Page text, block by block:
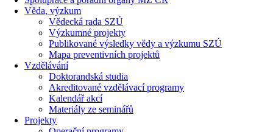
Věda, výzkum
Vědecká rada SZÚ
Výzkumné projekty
Publikované výsledky vědy a výzkumu SZÚ
Mapa preventivních projektů
Vzdělávání
Doktorandská studia
Akreditované vzdělávací programy
Kalendář akcí
Materiály ze seminářů
Projekty